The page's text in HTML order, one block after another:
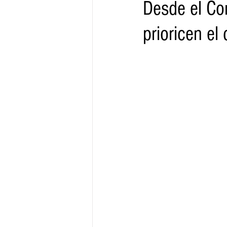
Gobernador Segob
Desde el
prioricen el